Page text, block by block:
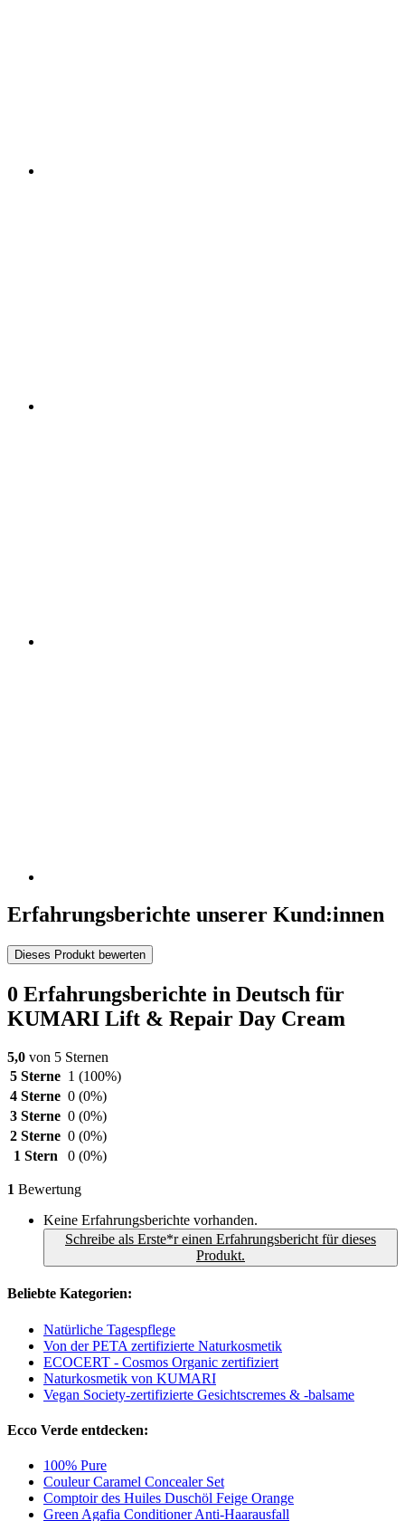
Erfahrungsberichte unserer Kund:innen
Dieses Produkt bewerten
0 Erfahrungsberichte in Deutsch für
KUMARI Lift & Repair Day Cream
5,0 von 5 Sternen
5 Sterne 1 (100%)
4 Sterne 0 (0%)
3 Sterne 0 (0%)
2 Sterne 0 (0%)
1 Stern
0 (0%)
1 Bewertung
Keine Erfahrungsberichte vorhanden.
Schreibe als Erste*r einen Erfahrungsbericht für dieses
Produkt.
Beliebte Kategorien:
Natürliche Tagespflege
Von der PETA zertifizierte Naturkosmetik
ECOCERT - Cosmos Organic zertifiziert
Naturkosmetik von KUMARI
Vegan Society-zertifizierte Gesichtscremes & -balsame
Ecco Verde entdecken:
100% Pure
Couleur Caramel Concealer Set
Comptoir des Huiles Duschöl Feige Orange
Green Agafia Conditioner Anti-Haarausfall